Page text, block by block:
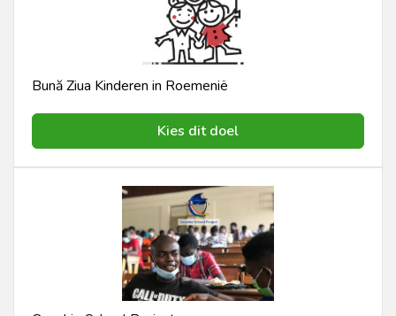
Bună Ziua Kinderen in Roemenië
Kies dit doel